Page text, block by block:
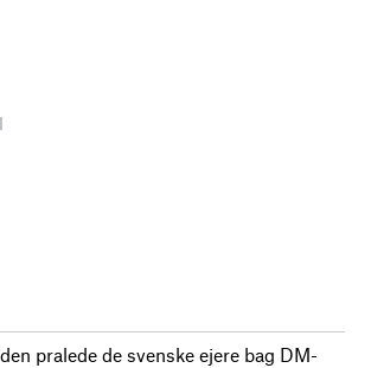
pralede de svenske ejere bag DM-